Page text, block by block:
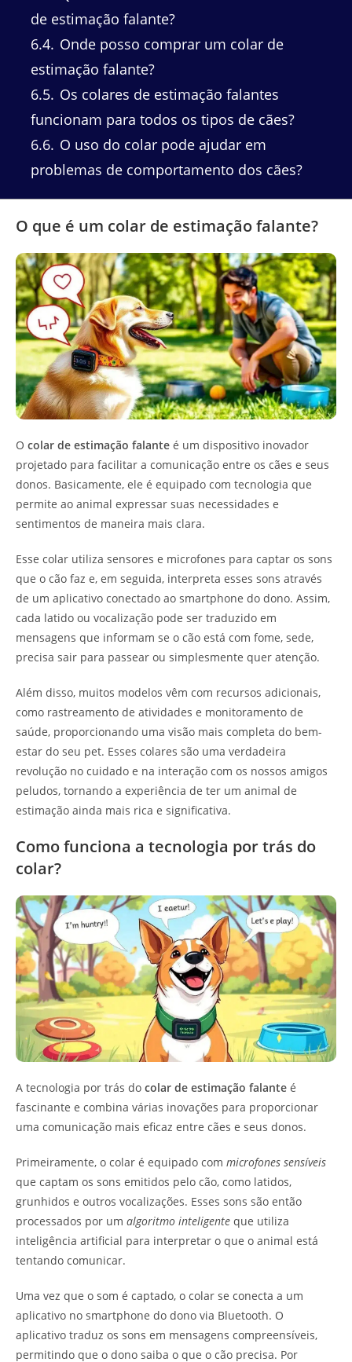
de estimação falante?
6.4 Onde posso comprar um colar de
estimação falante?
6.5 Os colares de estimação falantes
funcionam para todos os tipos de cães?
6.6 O uso do colar pode ajudar em
problemas de comportamento dos cães?
O que é um colar de estimação falante?
O colar de estimação falante é um dispositivo inovador
projetado para facilitar a comunicação entre os cães e seus
donos. Basicamente, ele é equipado com tecnologia que
permite ao animal expressar suas necessidades e
sentimentos de maneira mais clara.
Esse colar utiliza sensores e microfones para captar os sons
que o cão faz e, em seguida, interpreta esses sons através
de um aplicativo conectado ao smartphone do dono. Assim,
cada latido ou vocalização pode ser traduzido em
mensagens que informam se o cão está com fome, sede,
precisa sair para passear ou simplesmente quer atenção.
Além disso, muitos modelos vêm com recursos adicionais,
como rastreamento de atividades e monitoramento de
saúde, proporcionando uma visão mais completa do bem-
estar do seu pet. Esses colares são uma verdadeira
revolução no cuidado e na interação com os nossos amigos
peludos, tornando a experiência de ter um animal de
estimação ainda mais rica e significativa.
Como funciona a tecnologia por trás do
colar?
A tecnologia por trás do colar de estimação falante é
fascinante e combina várias inovações para proporcionar
uma comunicação mais eficaz entre cães e seus donos.
Primeiramente, o colar é equipado com microfones sensíveis
que captam os sons emitidos pelo cão, como latidos,
grunhidos e outros vocalizações. Esses sons são então
processados por um algoritmo inteligente que utiliza
inteligência artificial para interpretar o que o animal está
tentando comunicar.
Uma vez que o som é captado, o colar se conecta a um
aplicativo no smartphone do dono via Bluetooth. O
aplicativo traduz os sons em mensagens compreensíveis,
permitindo que o dono saiba o que o cão precisa. Por